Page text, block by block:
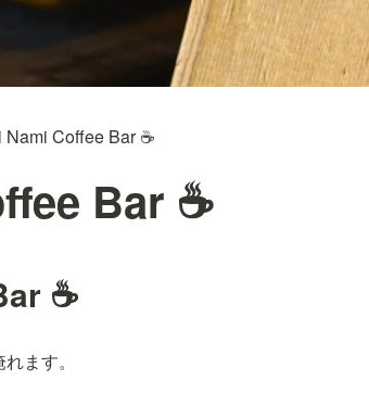
Nami Coffee Bar ☕
Bar ☕
☕
ます。